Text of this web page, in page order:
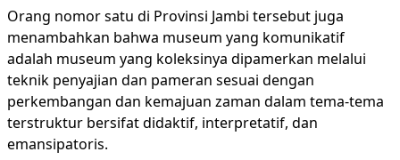
Orang nomor satu di Provinsi Jambi tersebut juga
menambahkan bahwa museum yang komunikatif
adalah museum yang koleksinya dipamerkan melalui
teknik penyajian dan pameran sesuai dengan
perkembangan dan kemajuan zaman dalam tema-tema
terstruktur bersifat didaktif, interpretatif, dan
emansipatoris.